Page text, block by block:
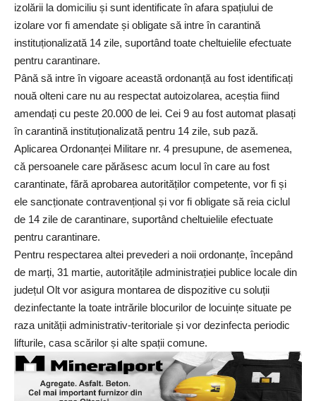
izolării la domiciliu și sunt identificate în afara spațiului de
izolare vor fi amendate și obligate să intre în carantină
instituționalizată 14 zile, suportând toate cheltuielile efectuate
pentru carantinare.
Până să intre în vigoare această ordonanță au fost identificați
nouă olteni care nu au respectat autoizolarea, aceștia fiind
amendați cu peste 20.000 de lei. Cei 9 au fost automat plasați
în carantină instituționalizată pentru 14 zile, sub pază.
Aplicarea Ordonanței Militare nr. 4 presupune, de asemenea,
că persoanele care părăsesc acum locul în care au fost
carantinate, fără aprobarea autorităților competente, vor fi și
ele sancționate contravențional și vor fi obligate să reia ciclul
de 14 zile de carantinare, suportând cheltuielile efectuate
pentru carantinare.
Pentru respectarea altei prevederi a noii ordonanțe, începând
de marți, 31 martie, autoritățile administrației publice locale din
județul Olt vor asigura montarea de dispozitive cu soluții
dezinfectante la toate intrările blocurilor de locuințe situate pe
raza unității administrativ-teritoriale și vor dezinfecta periodic
lifturile, casa scărilor și alte spații comune.